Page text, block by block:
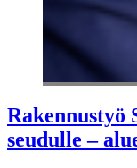
Rakennustyö
seudulle –